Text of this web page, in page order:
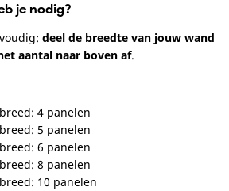
je nodig?
deel de breedte van jouw wand
aantal naar boven af.
4 panelen
5 panelen
6 panelen
8 panelen
10 panelen